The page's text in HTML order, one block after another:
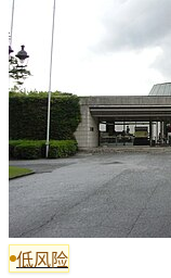
低风险